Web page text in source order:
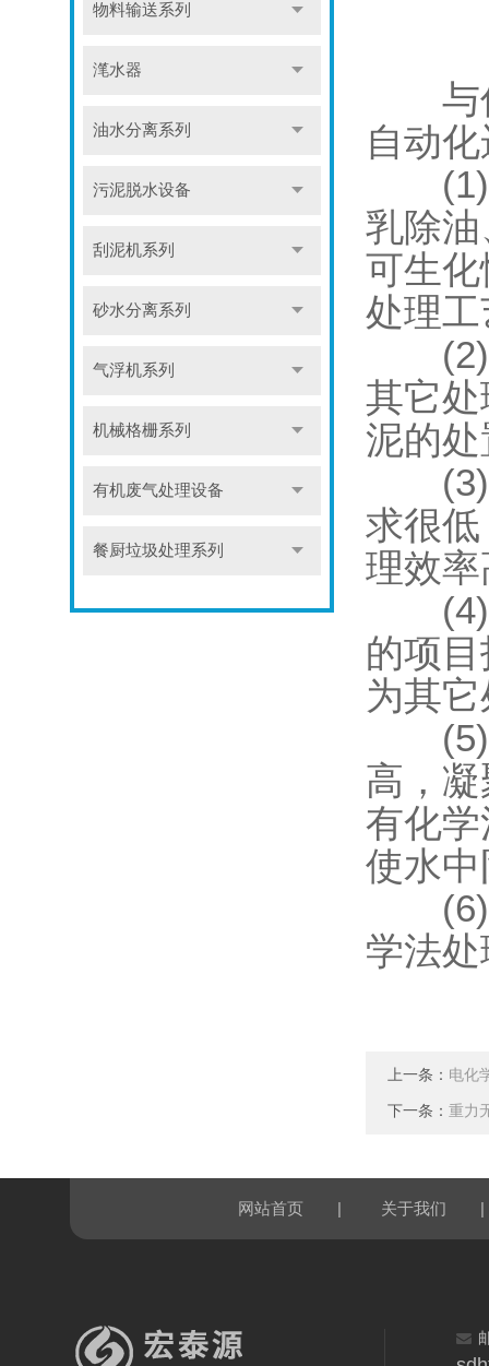
物料输送系列
滗水器
油水分离系列
污泥脱水设备
刮泥机系列
砂水分离系列
气浮机系列
机械格栅系列
有机废气处理设备
餐厨垃圾处理系列
与传
自动
(1)电
乳除
可生
处理
(2)由
其它
泥的
(3)设
求很
理效
(4)电
的项
为其
(5)电
高，
有化
使水
(6)电
学法
上一条： 电化
下一条： 重力
网站首页 | 关于我们 |